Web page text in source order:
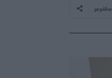
μερίδιο